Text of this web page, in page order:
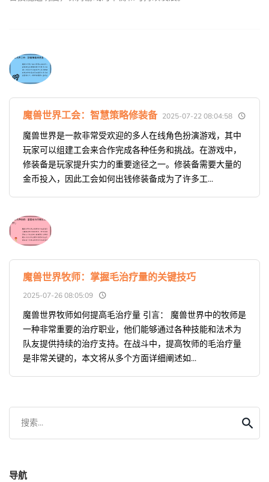
魔兽世界工会：智慧策略修装备 2025-07-22 08:04:58
魔兽世界是一款非常受欢迎的多人在线角色扮演游戏，其中
玩家可以组建工会来合作完成各种任务和挑战。在游戏中，
修装备是玩家提升实力的重要途径之一。修装备需要大量的
金币投入，因此工会如何出钱修装备成为了许多工...
魔兽世界牧师：掌握毛治疗量的关键技巧
2025-07-26 08:05:09
魔兽世界牧师如何提高毛治疗量 引言： 魔兽世界中的牧师是
一种非常重要的治疗职业，他们能够通过各种技能和法术为
队友提供持续的治疗支持。在战斗中，提高牧师的毛治疗量
是非常关键的，本文将从多个方面详细阐述如...
搜索...
导航